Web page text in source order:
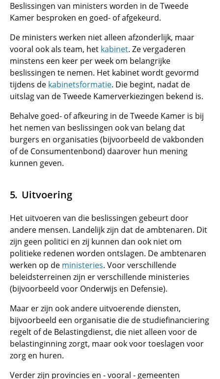
Beslissingen van ministers worden in de Tweede
Kamer besproken en goed- of afgekeurd.
De ministers werken niet alleen afzonderlijk, maar
vooral ook als team, het kabinet. Ze vergaderen
minstens een keer per week om belangrijke
beslissingen te nemen. Het kabinet wordt gevormd
tijdens de kabinetsformatie. Die begint, nadat de
uitslag van de Tweede Kamerverkiezingen bekend is.
Behalve goed- of afkeuring in de Tweede Kamer is bij
het nemen van beslissingen ook van belang dat
burgers en organisaties (bijvoorbeeld de vakbonden
of de Consumentenbond) daarover hun mening
kunnen geven.
Uitvoering
Het uitvoeren van die beslissingen gebeurt door
andere mensen. Landelijk zijn dat de ambtenaren. Dit
zijn geen politici en zij kunnen dan ook niet om
politieke redenen worden ontslagen. De ambtenaren
werken op de ministeries. Voor verschillende
beleidsterreinen zijn er verschillende ministeries
(bijvoorbeeld voor Onderwijs en Defensie).
Maar er zijn ook andere uitvoerende diensten,
bijvoorbeeld een organisatie die de studiefinanciering
regelt of de Belastingdienst, die niet alleen voor de
belastinginning zorgt, maar ook voor toeslagen voor
zorg en huren.
Verder zijn provincies en - vooral - gemeenten